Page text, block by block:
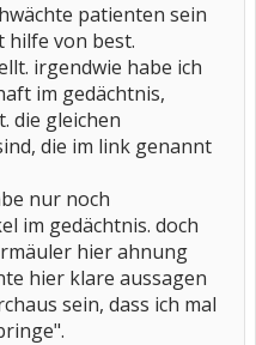
patienten sein
hilfe von best.
irgendwie habe ich
im gedächtnis,
die gleichen
die im link genannt
nur noch
im gedächtnis. doch
hier ahnung
hier klare aussagen
sein, dass ich mal